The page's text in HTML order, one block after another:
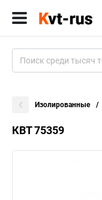
Изолированные
КВТ 75359